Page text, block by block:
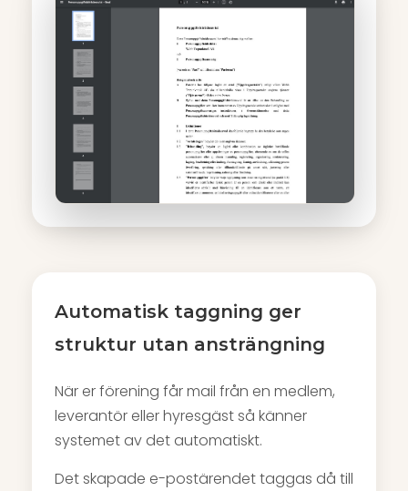
Automatisk taggning ger
struktur utan ansträngning
När er förening får mail från en medlem,
leverantör eller hyresgäst så känner
systemet av det automatiskt.
Det skapade e-postärendet taggas då till